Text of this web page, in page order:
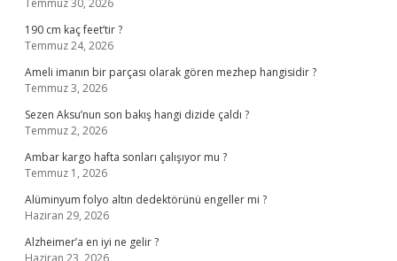
Temmuz 30, 2026
190 cm kaç feet’tir ?
Temmuz 24, 2026
Ameli imanın bir parçası olarak gören mezhep hangisidir ?
Temmuz 3, 2026
Sezen Aksu’nun son bakış hangi dizide çaldı ?
Temmuz 2, 2026
Ambar kargo hafta sonları çalışıyor mu ?
Temmuz 1, 2026
Alüminyum folyo altın dedektörünü engeller mi ?
Haziran 29, 2026
Alzheimer’a en iyi ne gelir ?
Haziran 23, 2026